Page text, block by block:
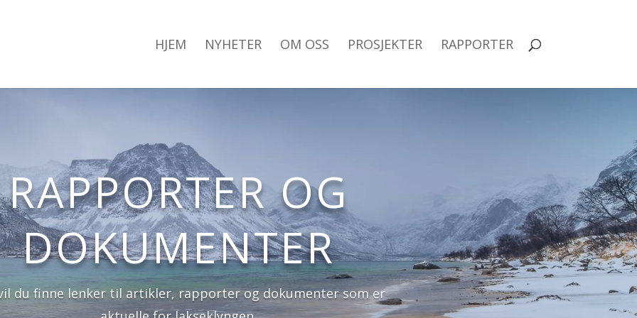
HJEM NYHETER OM OSS PROSJEKTER RAPPORTER
RAPPORTER OG
DOKUMENTER
du finne lenker til artikler, rapporter og dokumenter som er